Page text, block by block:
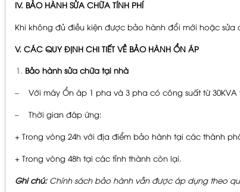
IV. BẢO HÀNH SỬA CHỮA TÍNH PHÍ
Khi không đủ điều kiện được bảo hành đổi mới hoặc
V. CÁC QUY ĐỊNH CHI TIẾT VỀ BẢO HÀNH ỔN ÁP
Bảo hành sửa chữa tại nhà
– Với máy Ổn áp 1 pha và 3 pha có công suất từ
– Thời gian đáp ứng:
+ Trong vòng 24h với địa điểm bảo hành tại các thành
+ Trong vòng 48h tại các tỉnh thành còn lại.
Ghi chú: Chính sách bảo hành vẫn được áp dụng theo